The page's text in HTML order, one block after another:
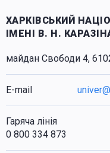
ХАРКІВСЬКИЙ
ІМЕНІ В. Н.
майдан Свободи 4,
E-mail
Гаряча лінія
0 800 334 873